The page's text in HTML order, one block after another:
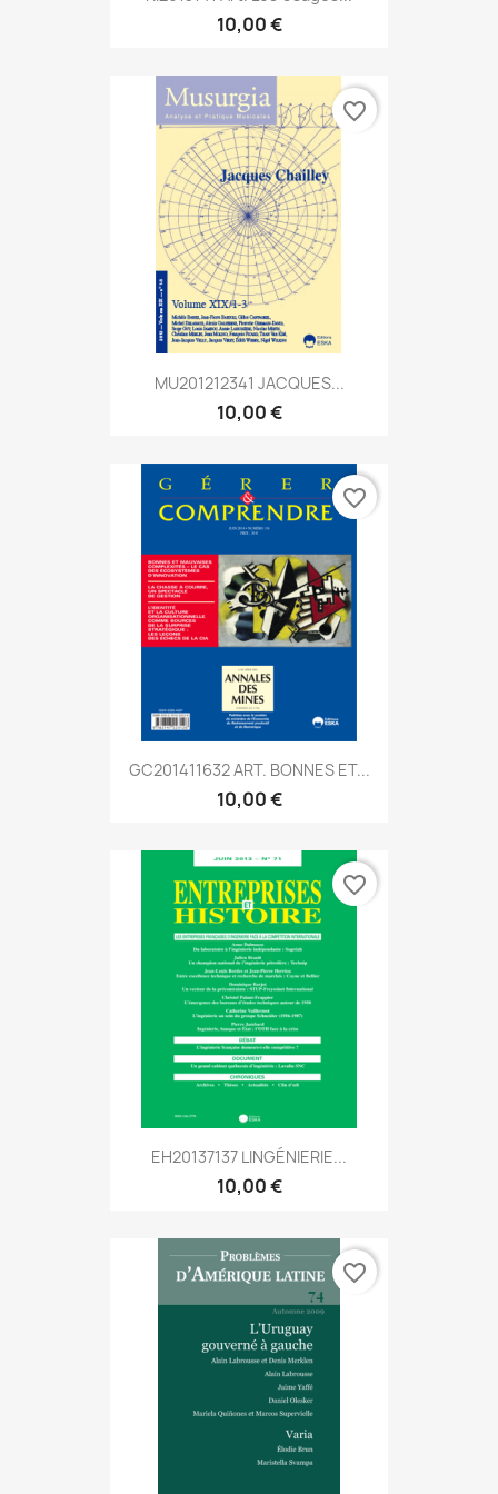
10,00 €
MU201212341 JACQUES...
10,00 €
favorite_border
GC201411632 ART. BONNES ET...
10,00 €
favorite_border
EH20137137 LINGÉNIERIE...
10,00 €
favorite_border
favorite_border